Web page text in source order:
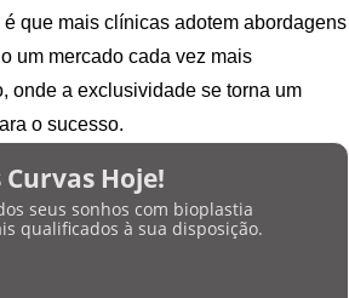
que mais clínicas adotem abordagens
um mercado cada vez mais
onde a exclusividade se torna um
o sucesso.
Curvas Hoje!
seus sonhos com bioplastia
qualificados à sua disposição.